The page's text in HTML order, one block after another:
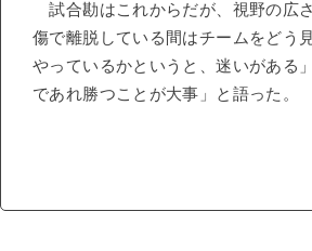
試合勘はこれからだが、視野の広
傷で離脱している間はチームをどう
やっているかというと、迷いがある
であれ勝つことが大事」と語った。